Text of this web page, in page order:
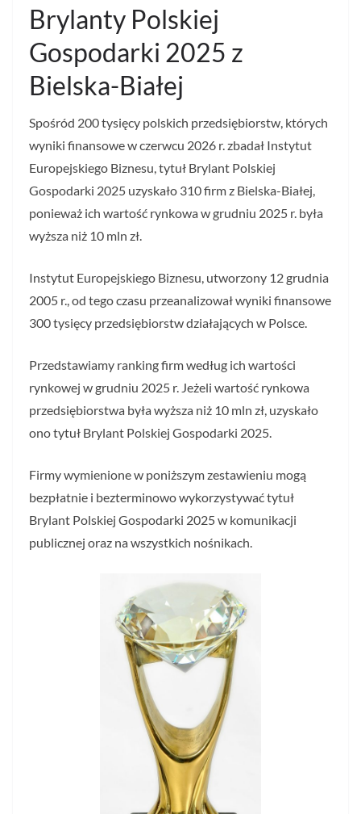
Brylanty Polskiej
Gospodarki 2025 z
Bielska-Białej
Spośród 200 tysięcy polskich przedsiębiorstw, których
wyniki finansowe w czerwcu 2026 r. zbadał Instytut
Europejskiego Biznesu, tytuł Brylant Polskiej
Gospodarki 2025 uzyskało 310 firm z Bielska-Białej,
ponieważ ich wartość rynkowa w grudniu 2025 r. była
wyższa niż 10 mln zł.
Instytut Europejskiego Biznesu, utworzony 12 grudnia
2005 r., od tego czasu przeanalizował wyniki finansowe
300 tysięcy przedsiębiorstw działających w Polsce.
Przedstawiamy ranking firm według ich wartości
rynkowej w grudniu 2025 r. Jeżeli wartość rynkowa
przedsiębiorstwa była wyższa niż 10 mln zł, uzyskało
ono tytuł Brylant Polskiej Gospodarki 2025.
Firmy wymienione w poniższym zestawieniu mogą
bezpłatnie i bezterminowo wykorzystywać tytuł
Brylant Polskiej Gospodarki 2025 w komunikacji
publicznej oraz na wszystkich nośnikach.